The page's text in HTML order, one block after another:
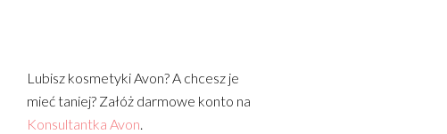
Lubisz kosmetyki Avon? A chcesz je
mieć taniej? Załóż darmowe konto na
Konsultantka Avon.